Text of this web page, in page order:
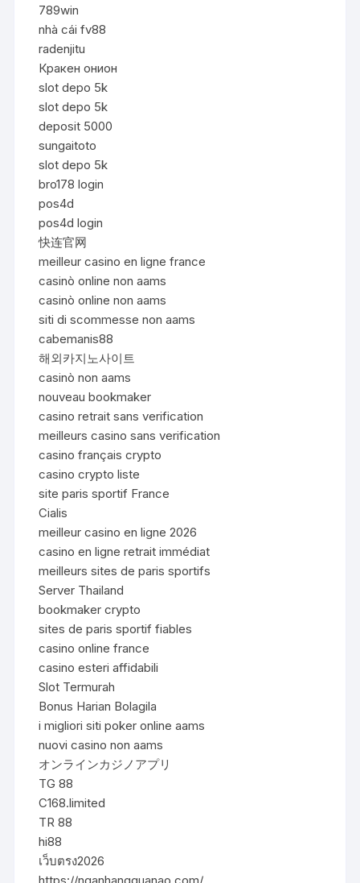
789win
nhà cái fv88
radenjitu
Кракен онион
slot depo 5k
slot depo 5k
deposit 5000
sungaitoto
slot depo 5k
bro178 login
pos4d
pos4d login
快连官网
meilleur casino en ligne france
casinò online non aams
casinò online non aams
siti di scommesse non aams
cabemanis88
해외카지노사이트
casinò non aams
nouveau bookmaker
casino retrait sans verification
meilleurs casino sans verification
casino français crypto
casino crypto liste
site paris sportif France
Cialis
meilleur casino en ligne 2026
casino en ligne retrait immédiat
meilleurs sites de paris sportifs
Server Thailand
bookmaker crypto
sites de paris sportif fiables
casino online france
casino esteri affidabili
Slot Termurah
Bonus Harian Bolagila
i migliori siti poker online aams
nuovi casino non aams
オンラインカジノアプリ
TG 88
C168.limited
TR 88
hi88
เว็บตรง2026